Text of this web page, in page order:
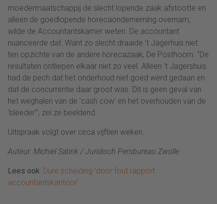
moedermaatschappij de slecht lopende zaak afstootte en
alleen de goedlopende horecaonderneming overnam,
wilde de Accountantskamer weten. De accountant
nuanceerde dat. Want zo slecht draaide 't Jagerhuis niet
ten opzichte van de andere horecazaak, De Posthoorn. “De
resultaten ontliepen elkaar niet zo veel. Alleen 't Jagershuis
had de pech dat het onderhoud niet goed werd gedaan en
dat de concurrentie daar groot was. Dit is geen geval van
het weghalen van de 'cash cow' en het overhouden van de
'bleeder''', zei ze beeldend.
Uitspraak volgt over circa vijftien weken.
Auteur: Michiel Satink / Juridisch Persbureau Zwolle
Lees ook: Dure scheiding 'door fout rapport
accountantskantoor'